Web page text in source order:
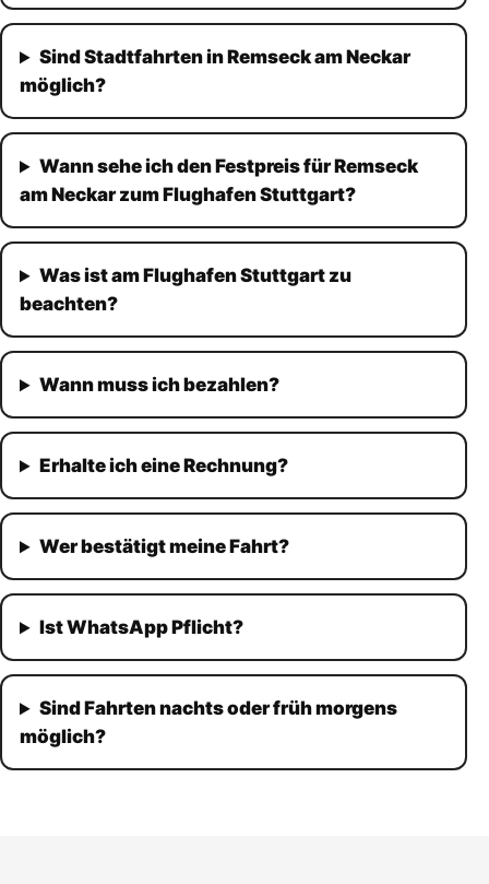
Sind Stadtfahrten in Remseck am Neckar
möglich?
Wann sehe ich den Festpreis für Remseck
am Neckar zum Flughafen Stuttgart?
Was ist am Flughafen Stuttgart zu
beachten?
Wann muss ich bezahlen?
Erhalte ich eine Rechnung?
Wer bestätigt meine Fahrt?
Ist WhatsApp Pflicht?
Sind Fahrten nachts oder früh morgens
möglich?